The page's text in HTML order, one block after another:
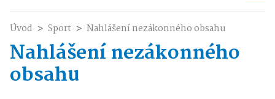
Úvod Sport Nahlášení nezákonného obsahu
Nahlášení nezákonného
obsahu